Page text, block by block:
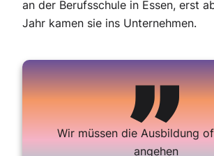
an der Berufsschule in Essen, erst
Jahr kamen sie ins Unternehmen.
Wir müssen die Ausbildung
angehen